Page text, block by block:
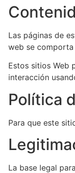
Las páginas de
web se
Estos sitios Web
interacción
Política
Para que este
La base legal